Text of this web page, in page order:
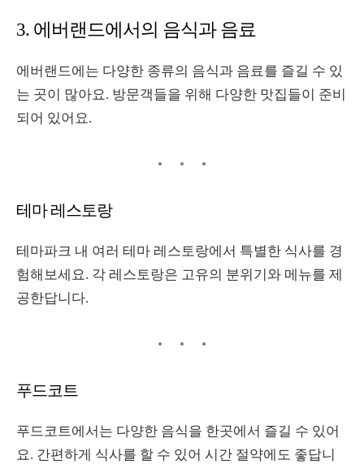
3. 에버랜드에서의 음식과 음료
에버랜드에는 다양한 종류의 음식과 음료를 즐길 수 있
는 곳이 많아요. 방문객들을 위해 다양한 맛집들이 준비
되어 있어요.
테마 레스토랑
테마파크 내 여러 테마 레스토랑에서 특별한 식사를 경
험해보세요. 각 레스토랑은 고유의 분위기와 메뉴를 제
공한답니다.
푸드코트
푸드코트에서는 다양한 음식을 한곳에서 즐길 수 있어
요. 간편하게 식사를 할 수 있어 시간 절약에도 좋답니